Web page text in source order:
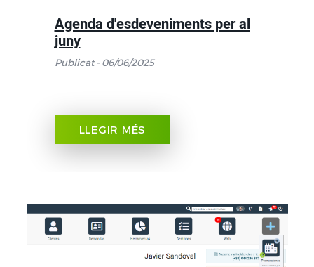
Agenda d'esdeveniments per al
juny
Publicat - 06/06/2025
LLEGIR MÉS